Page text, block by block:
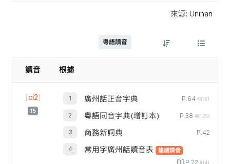
來源: Unihan
粵語讀音
讀音 根據
[ci2]
15
廣州話正音字典 P.64 #0781
粵語同音字典(增訂本) P.38 #01254
商務新詞典 P.42
常用字廣州話讀音表 建議讀音
#141